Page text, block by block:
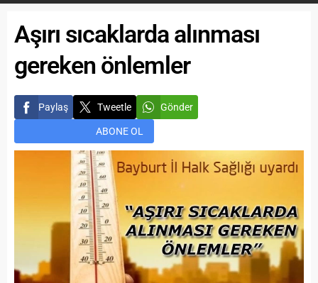
Aşırı sıcaklarda alınması
gereken önlemler
Paylaş Tweetle Gönder
ABONE OL